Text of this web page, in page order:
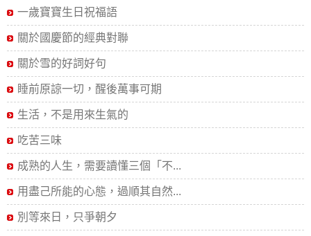
一歲寶寶生日祝福語
關於國慶節的經典對聯
關於雪的好詞好句
睡前原諒一切，醒後萬事可期
生活，不是用來生氣的
吃苦三味
成熟的人生，需要讀懂三個「不...
用盡己所能的心態，過順其自然...
別等來日，只爭朝夕